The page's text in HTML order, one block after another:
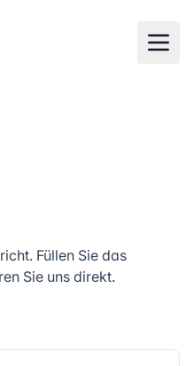
Füllen Sie das
Sie uns direkt.